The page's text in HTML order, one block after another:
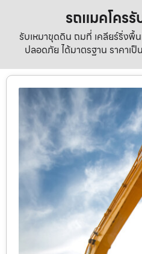
รถแมคโคร
รับเหมาขุดดิน ถมที่ เคลียร์ริ่งพื้
ปลอดภัย ได้มาตรฐาน ราคาเ